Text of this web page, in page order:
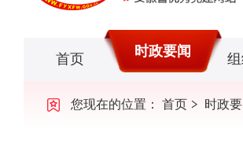
首页 时政要闻
您现在的位置： 首页 时政